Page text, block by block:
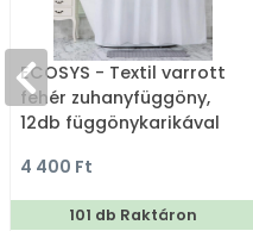
ECOSYS - Textil varrott
fehér zuhanyfüggöny,
12db függönykarikával
4 400 Ft
101 db Raktáron